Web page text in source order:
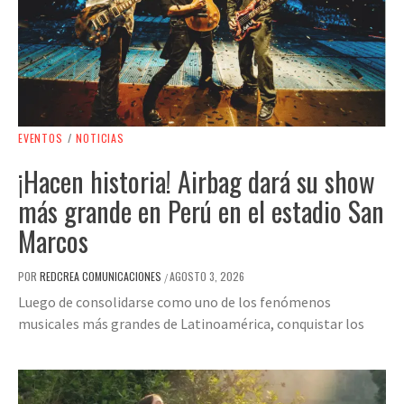
EVENTOS / NOTICIAS
¡Hacen historia! Airbag dará su show
más grande en Perú en el estadio San
Marcos
POR REDCREA COMUNICACIONES /AGOSTO 3, 2026
Luego de consolidarse como uno de los fenómenos
musicales más grandes de Latinoamérica, conquistar los